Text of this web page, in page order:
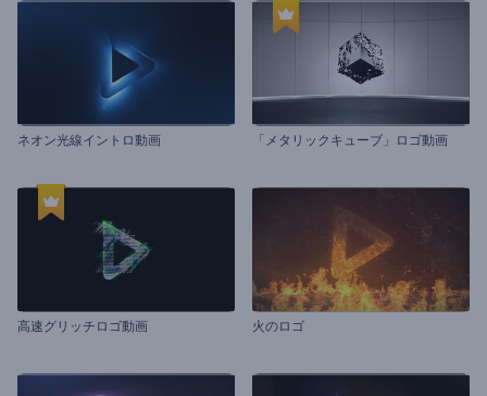
ネオン光線イントロ動画 「メタリックキューブ」ロゴ動画
高速グリッチロゴ動画 火のロゴ